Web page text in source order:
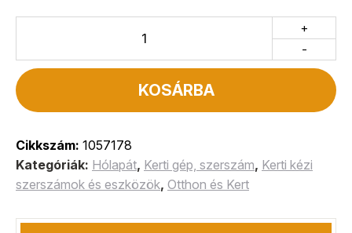
-
+
KOSÁRBA
Cikkszám: 1057178
Kategóriák: Hólapát, Kerti gép, szerszám, Kerti kézi
szerszámok és eszközök, Otthon és Kert